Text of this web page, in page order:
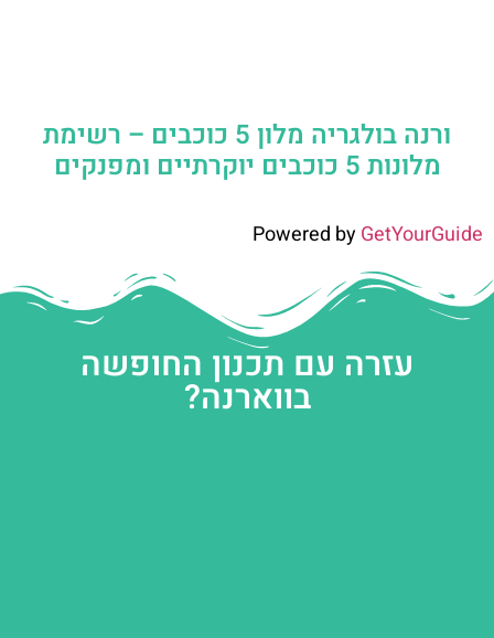
ורנה בולגריה מלון 5 כוכבים – רשימת
מלונות 5 כוכבים יוקרתיים ומפנקים
Powered byGetYourGuide
עזרה עם תכנון החופשה
בווארנה?